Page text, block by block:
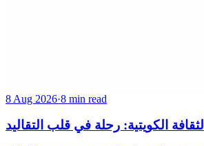
8 Aug 2026·8 min read
الثقافة الكويتية: رحلة في قلب التقاليد